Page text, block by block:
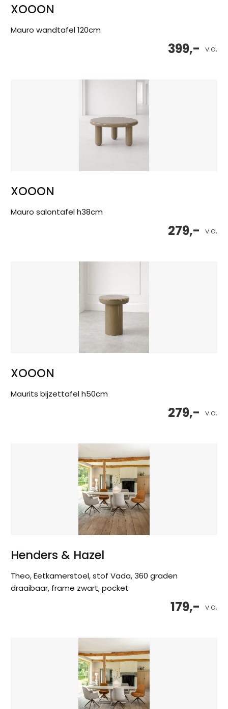
XOOON
Mauro wandtafel 120cm
v.a.
399,-
XOOON
Mauro salontafel h38cm
v.a.
279,-
XOOON
Maurits bijzettafel h50cm
v.a.
279,-
Henders & Hazel
Theo, Eetkamerstoel, stof Vada, 360 graden
draaibaar, frame zwart, pocket
v.a.
179,-